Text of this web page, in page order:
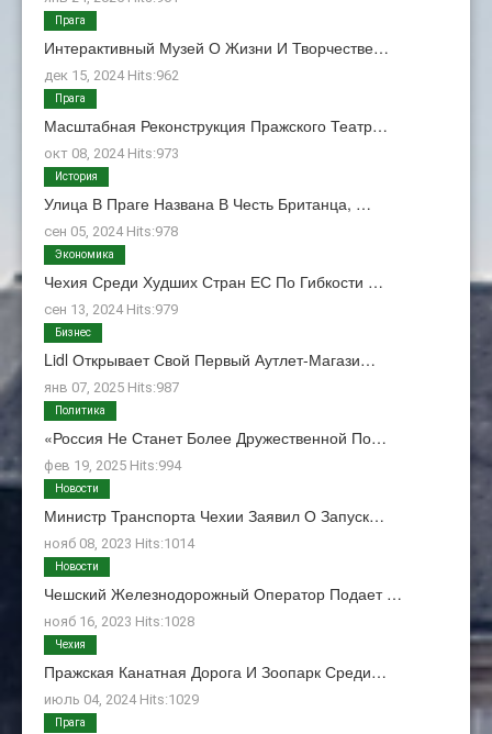
Интерактивный Музей О Жизни И Творчестве…
дек 15, 2024 Hits:962
Прага
Масштабная Реконструкция Пражского Театр…
окт 08, 2024 Hits:973
Прага
Улица В Праге Названа В Честь Британца, …
сен 05, 2024 Hits:978
История
Чехия Среди Худших Стран ЕС По Гибкости …
сен 13, 2024 Hits:979
Экономика
Lidl Открывает Свой Первый Аутлет-Магази…
янв 07, 2025 Hits:987
Бизнес
«Россия Не Станет Более Дружественной По…
фев 19, 2025 Hits:994
Политика
Министр Транспорта Чехии Заявил О Запуск…
нояб 08, 2023 Hits:1014
Новости
Чешский Железнодорожный Оператор Подает …
нояб 16, 2023 Hits:1028
Новости
Пражская Канатная Дорога И Зоопарк Среди…
июль 04, 2024 Hits:1029
Чехия
Прага